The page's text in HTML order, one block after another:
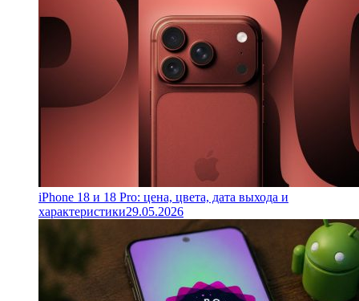
iPhone 18 и 18 Pro: цена, цвета, дата выхода и
характеристики29.05.2026